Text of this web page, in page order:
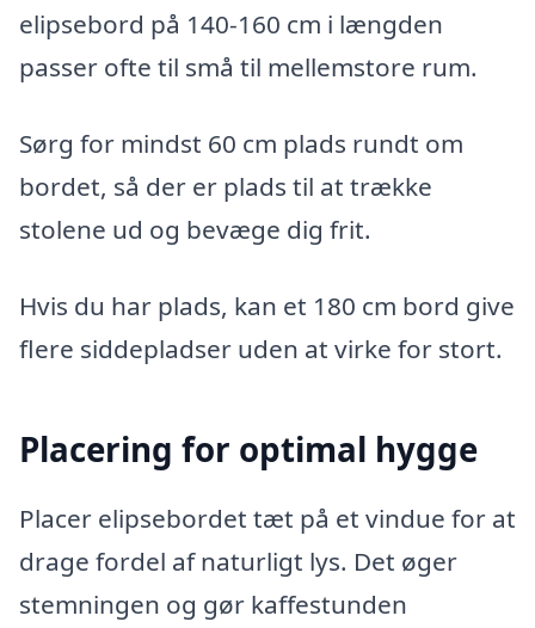
elipsebord på 140-160 cm i længden
passer ofte til små til mellemstore rum.
Sørg for mindst 60 cm plads rundt om
bordet, så der er plads til at trække
stolene ud og bevæge dig frit.
Hvis du har plads, kan et 180 cm bord give
flere siddepladser uden at virke for stort.
Placering for optimal hygge
Placer elipsebordet tæt på et vindue for at
drage fordel af naturligt lys. Det øger
stemningen og gør kaffestunden